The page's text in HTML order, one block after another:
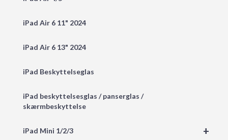
iPad Air 6 11" 2024
iPad Air 6 13" 2024
iPad Beskyttelseglas
iPad beskyttelsesglas / panserglas /
skærmbeskyttelse
+
iPad Mini 1/2/3